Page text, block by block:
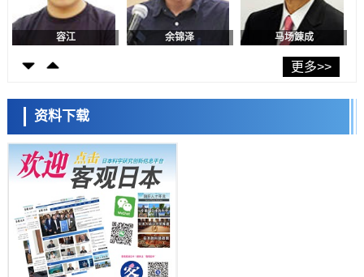
日本发布《令和8年版科学技术与创新白皮书》，解读第七期基本计划
首年度政策方向
科学研究
东京大学发现可诱导细胞死亡的新型信使物质
东京都健康长寿医疗中心跨器官揭示衰老过程中的糖链变化
科学研究
产总研无需石油利用松脂制备石墨前驱体，可作为电池电极材料
科学研究
东京大学和海上保安厅等发现南海海槽沿线板块边界锁定状态存在区域
差异
政策
日本第2次医疗研究开发调整费，根据一线实际情况和需求分配99.3亿
日元
科学研究
容江 余锦泽 马场錬成
日本科学未来馆 科学交
流员
更多>>
资料下载